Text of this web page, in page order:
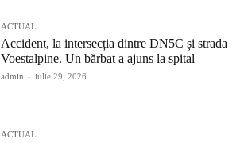
ACTUAL
Accident, la intersecția dintre DN5C și strada
Voestalpine. Un bărbat a ajuns la spital
admin - iulie 29, 2026
ACTUAL